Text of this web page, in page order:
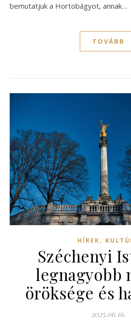
bemutatjuk a Hortobágyot, annak…
TOVÁBB
HÍREK,
Széchenyi
legnagyobb
öröksége és
2025.06.16.